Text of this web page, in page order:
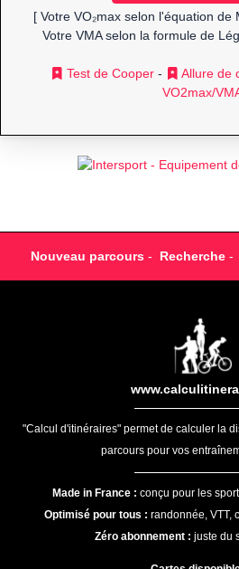
[ Votre VO₂max selon l'équation de
Votre VMA selon la formule de
Test de Cooper- Allure de
VO2max/
Nouveau parcours- Recherche-
"Calcul d'itinéraires" permet de calculer la
parcours pour vos
Made in France : conçu pour les
Optimisé pour tous : randonnée, VTT,
Zéro abonnement : juste du